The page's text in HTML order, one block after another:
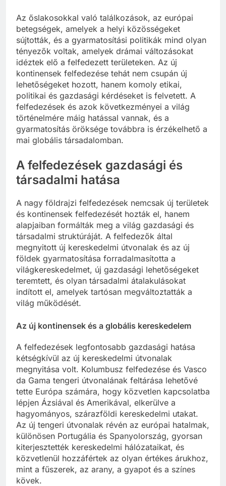
Az őslakosokkal való találkozások, az európai
betegségek, amelyek a helyi közösségeket
sújtották, és a gyarmatosítási politikák mind olyan
tényezők voltak, amelyek drámai változásokat
idéztek elő a felfedezett területeken. Az új
kontinensek felfedezése tehát nem csupán új
lehetőségeket hozott, hanem komoly etikai,
politikai és gazdasági kérdéseket is felvetett. A
felfedezések és azok következményei a világ
történelmére máig hatással vannak, és a
gyarmatosítás öröksége továbbra is érzékelhető a
mai globális társadalomban.
A felfedezések gazdasági és
társadalmi hatása
A nagy földrajzi felfedezések nemcsak új területek
és kontinensek felfedezését hozták el, hanem
alapjaiban formálták meg a világ gazdasági és
társadalmi struktúráját. A felfedezők által
megnyitott új kereskedelmi útvonalak és az új
földek gyarmatosítása forradalmasította a
világkereskedelmet, új gazdasági lehetőségeket
teremtett, és olyan társadalmi átalakulásokat
indított el, amelyek tartósan megváltoztatták a
világ működését.
Az új kontinensek és a globális kereskedelem
A felfedezések legfontosabb gazdasági hatása
kétségkívül az új kereskedelmi útvonalak
megnyitása volt. Kolumbusz felfedezése és Vasco
da Gama tengeri útvonalának feltárása lehetővé
tette Európa számára, hogy közvetlen kapcsolatba
lépjen Ázsiával és Amerikával, elkerülve a
hagyományos, szárazföldi kereskedelmi utakat.
Az új tengeri útvonalak révén az európai hatalmak,
különösen Portugália és Spanyolország, gyorsan
kiterjesztették kereskedelmi hálózataikat, és
közvetlenül hozzáfértek az olyan értékes árukhoz,
mint a fűszerek, az arany, a gyapot és a színes
kövek.